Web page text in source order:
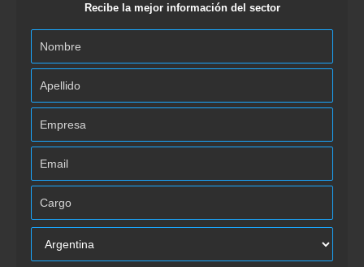
Recibe la mejor información del sector